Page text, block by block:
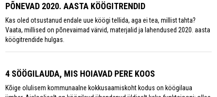
PÕNEVAD 2020. AASTA KÖÖGITRENDID
Kas oled otsustanud endale uue köögi tellida, aga ei tea, millist tahta?
Vaata, millised on põnevaimad värvid, materjalid ja lahendused 2020. aasta
köögitrendide hulgas.
4 SÖÖGILAUDA, MIS HOIAVAD PERE KOOS
Kõige olulisem kommunaalne kokkusaamiskoht kodus on köögilaua